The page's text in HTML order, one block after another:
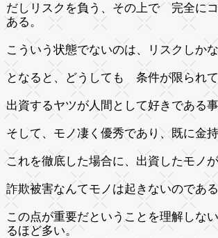
だしリスクを負う、その上で 完全に
ある。
こういう状態でないのは、リスクしか
となると、どうしても 条件が限られて
出資するヤツが人間として好きである
そして、モノ凄く優秀であり、既に金
これを徹底した場合に、出資したモノ
詐欺被害なんてモノは起きないのであ
この点が重要だということを理解しな
るほど多い。